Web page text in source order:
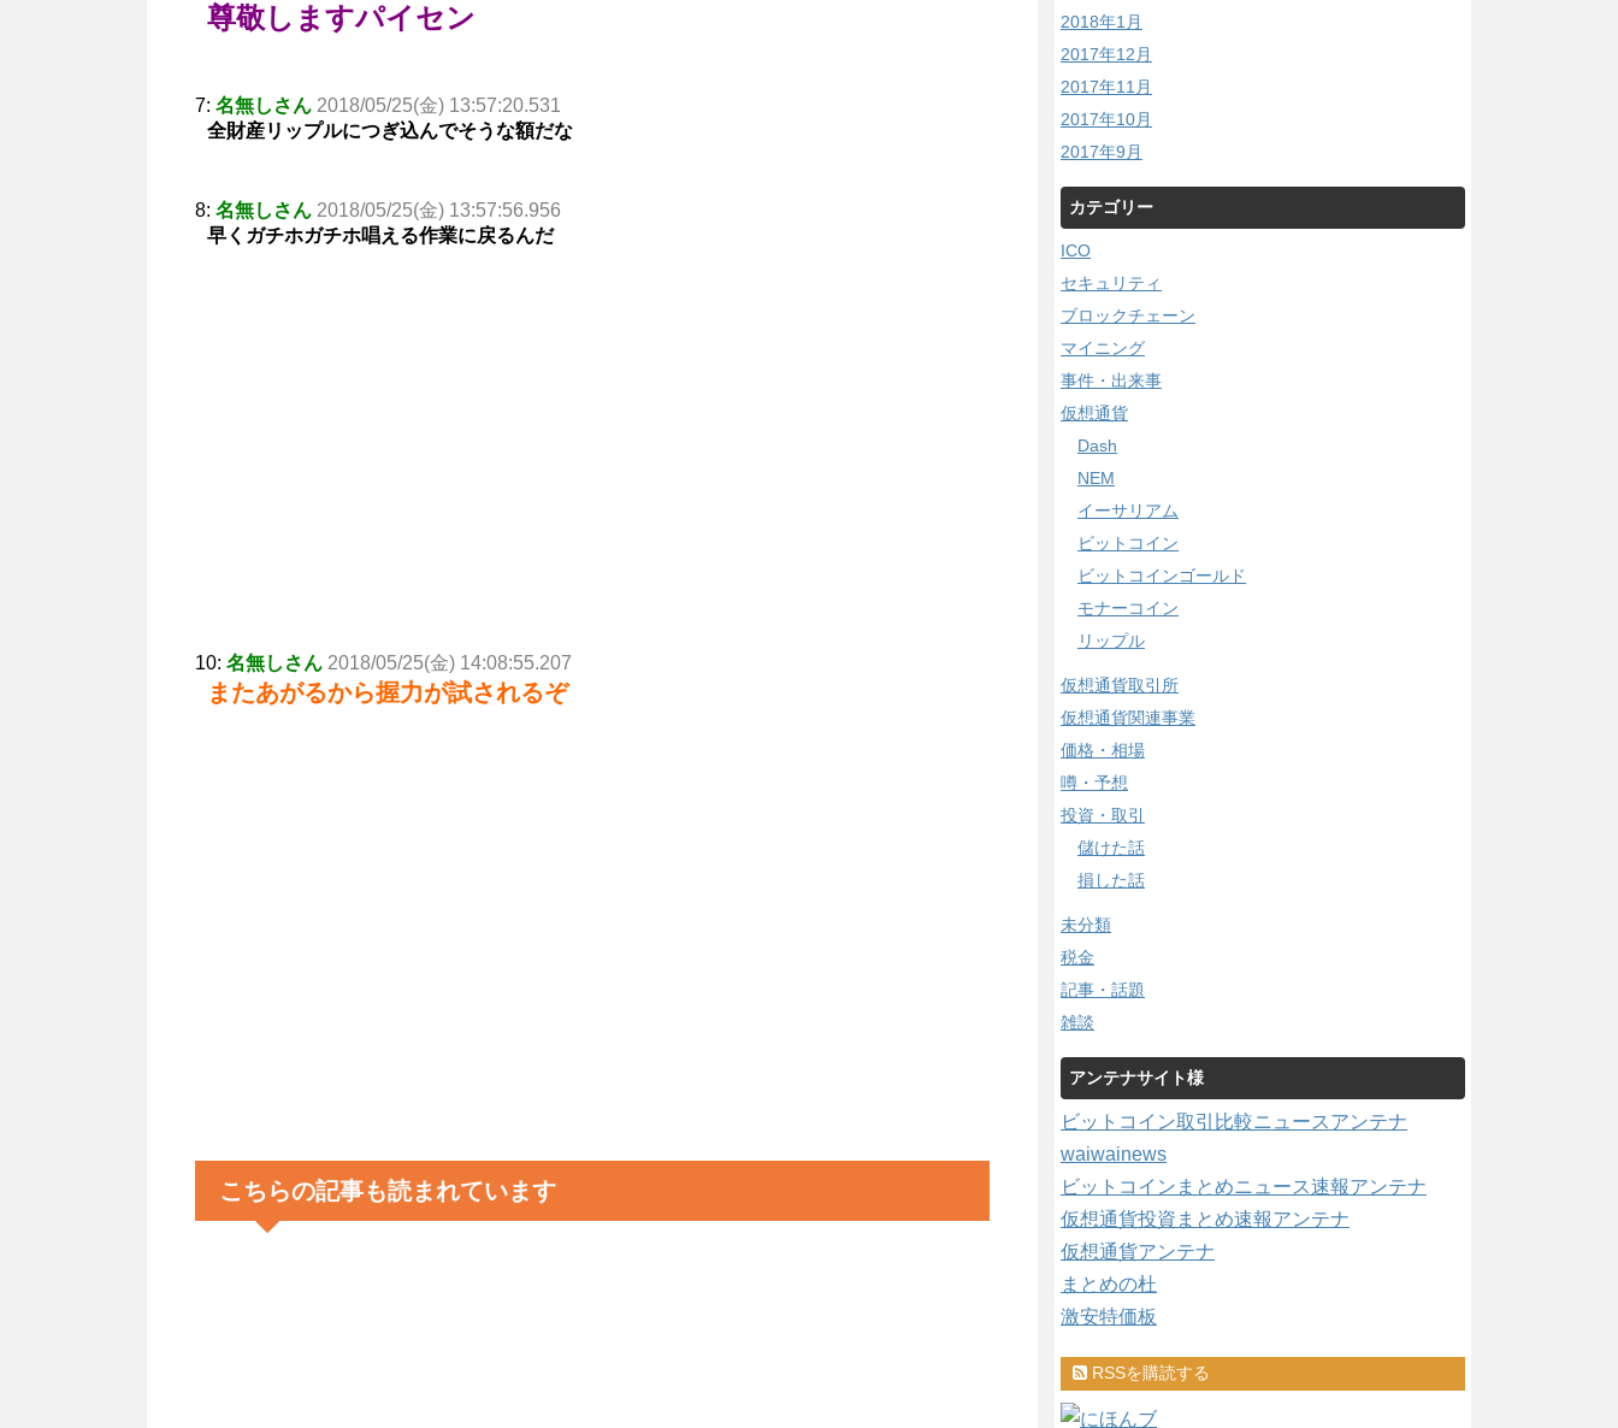
尊敬しますパイセン
7: 名無しさん 2018/05/25(金) 13:57:20.531
全財産リップルにつぎ込んでそうな額だな
8: 名無しさん 2018/05/25(金) 13:57:56.956
早くガチホガチホ唱える作業に戻るんだ
10: 名無しさん 2018/05/25(金) 14:08:55.207
またあがるから握力が試されるぞ
こちらの記事も読まれています
2018年1月
2017年12月
2017年11月
2017年10月
2017年9月
カテゴリー
ICO
セキュリティ
ブロックチェーン
マイニング
事件・出来事
仮想通貨
Dash
NEM
イーサリアム
ビットコイン
ビットコインゴールド
モナーコイン
リップル
仮想通貨取引所
仮想通貨関連事業
価格・相場
噂・予想
投資・取引
儲けた話
損した話
未分類
税金
記事・話題
雑談
アンテナサイト様
ビットコイン取引比較ニュースアンテナ
waiwainews
ビットコインまとめニュース速報アンテナ
仮想通貨投資まとめ速報アンテナ
仮想通貨アンテナ
まとめの杜
激安特価板
RSSを購読する